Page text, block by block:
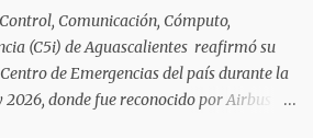
a la Dirección de Servi...
Comunicación, Cómputo,
(C5i) de Aguascalientes reafirmó su
de Emergencias del país durante la
donde fue reconocido por Airbus